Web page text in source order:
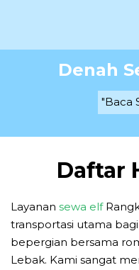
Denah
"Baca
Daftar
Layanan sewa elf
transportasi utama
bepergian bersama
Lebak. Kami sangat